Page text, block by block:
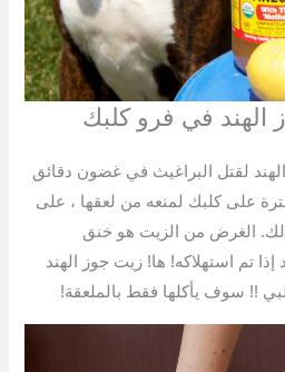
لقتل البراغيث في غضون دقائق
على كلبك لمنعه من لعقها ، على
ذلك. الغرض من الزيت هو خنق
تم استهلاكه! ها! زيت جوز الهند
!! سوف يأكلها فقط بالملعقة!